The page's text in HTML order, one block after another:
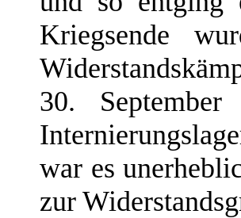
Kriegsende
30.
war es
zur